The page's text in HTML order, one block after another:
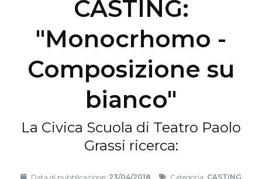
CASTING:
"Monocrhomo -
Composizione su
bianco"
La Civica Scuola di Teatro Paolo
Grassi ricerca:
Data di pubblicazione: 23/04/2018 Categoria: CASTING